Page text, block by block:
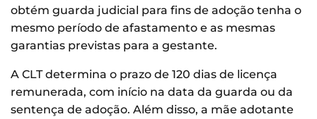
obtém guarda judicial para fins de adoção tenha o
mesmo período de afastamento e as mesmas
garantias previstas para a gestante.
A CLT determina o prazo de 120 dias de licença
remunerada, com início na data da guarda ou da
sentença de adoção. Além disso, a mãe adotante